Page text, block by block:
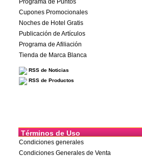
Cupones Promocionales
Noches de Hotel Gratis
Publicación de Artículos
Programa de Afiliación
Tienda de Marca Blanca
RSS de Noticias
RSS de Productos
Términos de Uso
Condiciones generales
Condiciones Generales de Venta